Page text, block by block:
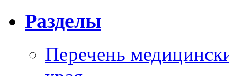
Разделы
Перечень